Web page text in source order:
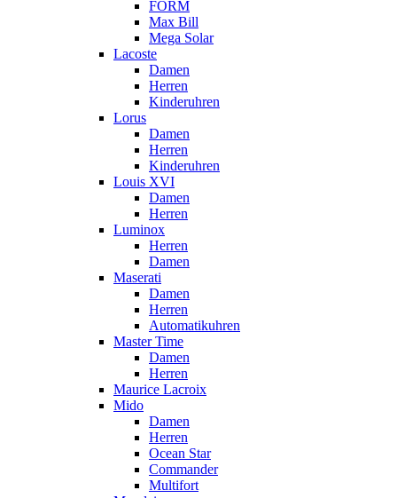
FORM
Max Bill
Mega Solar
Lacoste
Damen
Herren
Kinderuhren
Lorus
Damen
Herren
Kinderuhren
Louis XVI
Damen
Herren
Luminox
Herren
Damen
Maserati
Damen
Herren
Automatikuhren
Master Time
Damen
Herren
Maurice Lacroix
Mido
Damen
Herren
Ocean Star
Commander
Multifort